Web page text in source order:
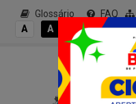
Glossário FAQ
A
A A A+